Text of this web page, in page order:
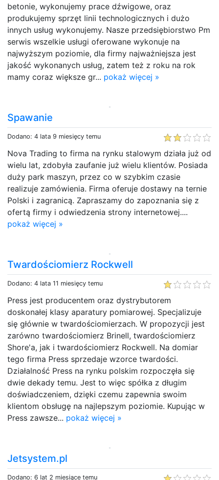
betonie, wykonujemy prace dźwigowe, oraz
produkujemy sprzęt linii technologicznych i dużo
innych usług wykonujemy. Nasze przedsiębiorstwo Pm
serwis wszelkie usługi oferowane wykonuje na
najwyższym poziomie, dla firmy najważniejsza jest
jakość wykonanych usług, zatem też z roku na rok
mamy coraz większe gr... pokaż więcej »
Spawanie
Dodano: 4 lata 9 miesięcy temu
Nova Trading to firma na rynku stalowym działa już od
wielu lat, zdobyła zaufanie już wielu klientów. Posiada
duży park maszyn, przez co w szybkim czasie
realizuje zamówienia. Firma oferuje dostawy na ternie
Polski i zagranicą. Zapraszamy do zapoznania się z
ofertą firmy i odwiedzenia strony internetowej....
pokaż więcej »
Twardościomierz Rockwell
Dodano: 4 lata 11 miesięcy temu
Press jest producentem oraz dystrybutorem
doskonałej klasy aparatury pomiarowej. Specjalizuje
się głównie w twardościomierzach. W propozycji jest
zarówno twardościomierz Brinell, twardościomierz
Shore'a, jak i twardościomierz Rockwell. Na domiar
tego firma Press sprzedaje wzorce twardości.
Działalność Press na rynku polskim rozpoczęła się
dwie dekady temu. Jest to więc spółka z długim
doświadczeniem, dzięki czemu zapewnia swoim
klientom obsługę na najlepszym poziomie. Kupując w
Press zawsze... pokaż więcej »
Jetsystem.pl
Dodano: 6 lat 2 miesiące temu